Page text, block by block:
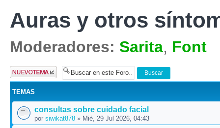
Auras y otros
Moderadores: Sarita, Font
Publicar un
nuevo tema
TEMAS
consultas sobre cuidado facial
por siwikat878 » Mié, 29 Jul 2026, 04:43